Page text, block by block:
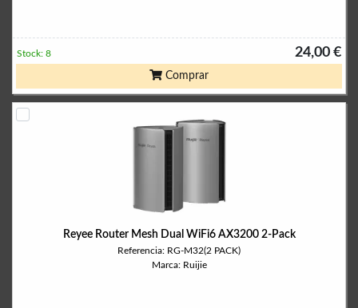
24,00 €
Stock: 8
Comprar
Reyee Router Mesh Dual WiFi6 AX3200 2-Pack
Referencia: RG-M32(2 PACK)
Marca: Ruijie